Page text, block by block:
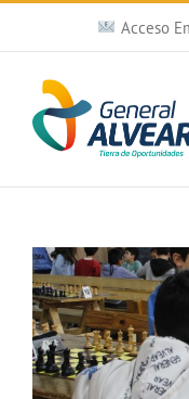
Saltar
contenido
Acceso
Ver
imagen
más
grande